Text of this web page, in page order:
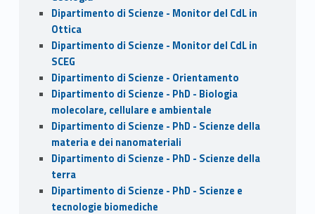
Dipartimento di Scienze - Monitor del CdL in
Ottica
Dipartimento di Scienze - Monitor del CdL in
SCEG
Dipartimento di Scienze - Orientamento
Dipartimento di Scienze - PhD - Biologia
molecolare, cellulare e ambientale
Dipartimento di Scienze - PhD - Scienze della
materia e dei nanomateriali
Dipartimento di Scienze - PhD - Scienze della
terra
Dipartimento di Scienze - PhD - Scienze e
tecnologie biomediche